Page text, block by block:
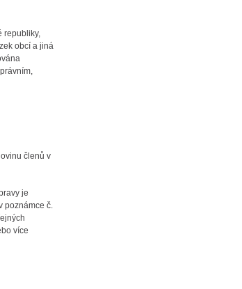
republiky,
obcí a jiná
členů v
je
poznámce č.
více